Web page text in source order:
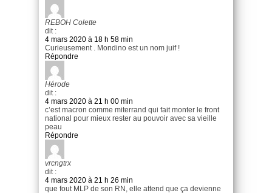
REBOH Colette
dit :
4 mars 2020 à 18 h 58 min
Curieusement . Mondino est un nom juif !
Répondre
Hérode
dit :
4 mars 2020 à 21 h 00 min
c’est macron comme miterrand qui fait monter le front
national pour mieux rester au pouvoir avec sa vieille
peau
Répondre
vrcngtrx
dit :
4 mars 2020 à 21 h 26 min
que fout MLP de son RN, elle attend que ça devienne